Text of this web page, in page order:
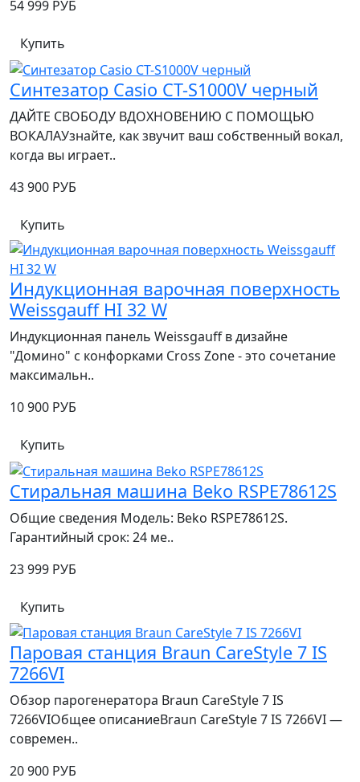
54 999 РУБ
Купить
Синтезатор Casio CT-S1000V черный
ДАЙТЕ СВОБОДУ ВДОХНОВЕНИЮ С ПОМОЩЬЮ
ВОКАЛАУзнайте, как звучит ваш собственный вокал,
когда вы играет..
43 900 РУБ
Купить
Индукционная варочная поверхность
Weissgauff HI 32 W
Индукционная панель Weissgauff в дизайне
"Домино" с конфорками Cross Zone - это сочетание
максимальн..
10 900 РУБ
Купить
Стиральная машина Beko RSPE78612S
Общие сведения Модель: Beko RSPE78612S.
Гарантийный срок: 24 ме..
23 999 РУБ
Купить
Паровая станция Braun CareStyle 7 IS
7266VI
Обзор парогенератора Braun CareStyle 7 IS
7266VIОбщее описаниеBraun CareStyle 7 IS 7266VI —
современ..
20 900 РУБ